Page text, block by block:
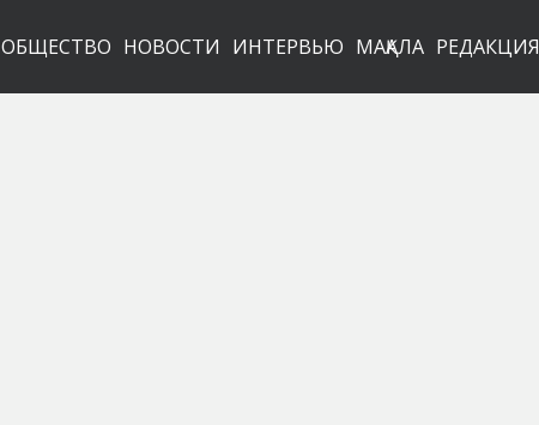
ОБЩЕСТВО НОВОСТИ ИНТЕРВЬЮ МАҚАЛА РЕДАКЦИЯ